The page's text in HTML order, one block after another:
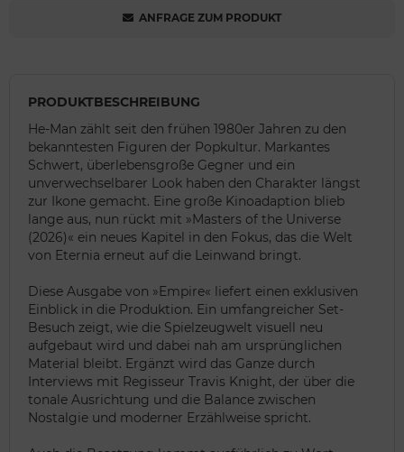
ANFRAGE ZUM PRODUKT
PRODUKTBESCHREIBUNG
He-Man zählt seit den frühen 1980er Jahren zu den
bekanntesten Figuren der Popkultur. Markantes
Schwert, überlebensgroße Gegner und ein
unverwechselbarer Look haben den Charakter längst
zur Ikone gemacht. Eine große Kinoadaption blieb
lange aus, nun rückt mit »Masters of the Universe
(2026)« ein neues Kapitel in den Fokus, das die Welt
von Eternia erneut auf die Leinwand bringt.
Diese Ausgabe von »Empire« liefert einen exklusiven
Einblick in die Produktion. Ein umfangreicher Set-
Besuch zeigt, wie die Spielzeugwelt visuell neu
aufgebaut wird und dabei nah am ursprünglichen
Material bleibt. Ergänzt wird das Ganze durch
Interviews mit Regisseur Travis Knight, der über die
tonale Ausrichtung und die Balance zwischen
Nostalgie und moderner Erzählweise spricht.